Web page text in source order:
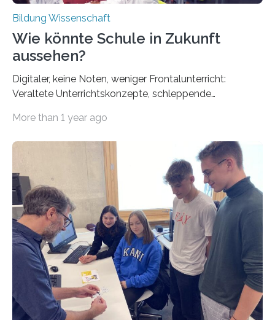
umzugehen. Wie aber muss der…
Bildung Wissenschaft
Wie könnte Schule in Zukunft
aussehen?
Digitaler, keine Noten, weniger Frontalunterricht:
Veraltete Unterrichtskonzepte, schleppende
Kritik am Schulsystem in Deutschland ist groß. Wie es
Wissenschaftler:innen an der TU Dresden. Die
Universitätsschule entwickelt neue Lernformen, am
Exzellenzcluster CeTI untersucht man den Einsatz
digitaler Lernmittel und die Psychologie des Lehrens
und Lernens geht der Frage nach, wie Schüler:innen
stärker motiviert werden können. Auch die Ausbildung
der angehenden Lehrer:innen steht auf dem Prüfstand.
„Wir stehen vor der Herausforderung, Lehrkräfte…
More than 1 year ago